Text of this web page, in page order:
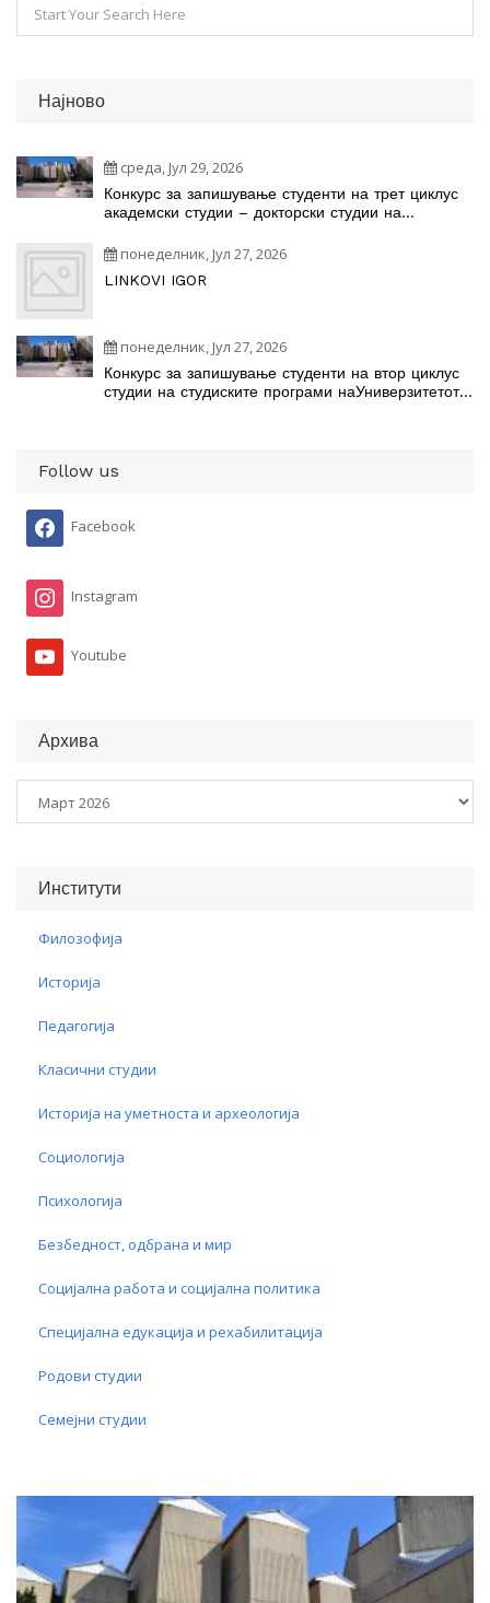
Најново
среда, Јул 29, 2026
Конкурс за запишување студенти на трет циклус
академски студии – докторски студии на
понеделник, Јул 27, 2026
LINKOVI IGOR
понеделник, Јул 27, 2026
Конкурс за запишување студенти на втор циклус
студии на студиските програми наУниверзитетот
Follow us
Facebook
Instagram
Youtube
Архива
Институти
Филозофија
Историја
Педагогија
Класични студии
Историја на уметноста и археологија
Социологија
Психологија
Безбедност, одбрана и мир
Социјална работа и социјална политика
Специјална едукација и рехабилитација
Родови студии
Семејни студии